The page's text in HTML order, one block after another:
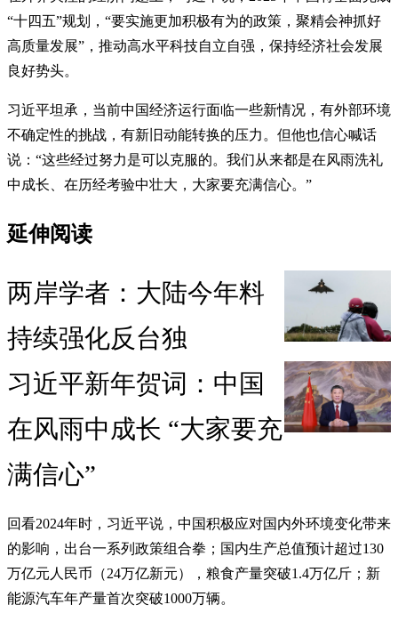
“十四五”规划，“要实施更加积极有为的政策，聚精会神抓好
高质量发展”，推动高水平科技自立自强，保持经济社会发展
良好势头。
习近平坦承，当前中国经济运行面临一些新情况，有外部环境
不确定性的挑战，有新旧动能转换的压力。但他也信心喊话
说：“这些经过努力是可以克服的。我们从来都是在风雨洗礼
中成长、在历经考验中壮大，大家要充满信心。”
延伸阅读
两岸学者：大陆今年料
持续强化反台独
习近平新年贺词：中国
在风雨中成长 “大家要充
满信心”
回看2024年时，习近平说，中国积极应对国内外环境变化带来
的影响，出台一系列政策组合拳；国内生产总值预计超过130
万亿元人民币（24万亿新元），粮食产量突破1.4万亿斤；新
能源汽车年产量首次突破1000万辆。